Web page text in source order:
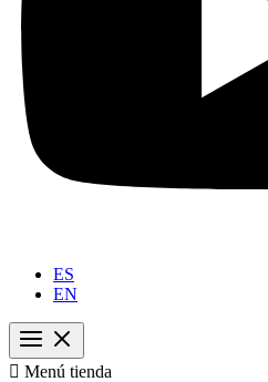
ES
EN
 Menú tienda